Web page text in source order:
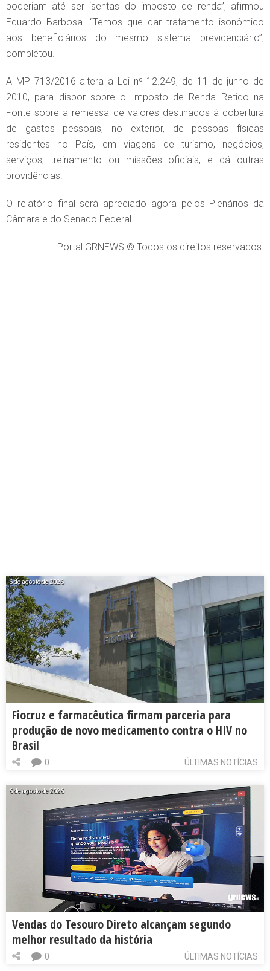
poderiam até ser isentas do imposto de renda”, afirmou
Eduardo Barbosa. “Temos que dar tratamento isonômico
aos beneficiários do mesmo sistema previdenciário”,
completou.
A MP 713/2016 altera a Lei nº 12.249, de 11 de junho de
2010, para dispor sobre o Imposto de Renda Retido na
Fonte sobre a remessa de valores destinados à cobertura
de gastos pessoais, no exterior, de pessoas físicas
residentes no País, em viagens de turismo, negócios,
serviços, treinamento ou missões oficiais, e dá outras
providências.
O relatório final será apreciado agora pelos Plenários da
Câmara e do Senado Federal.
Portal GRNEWS © Todos os direitos reservados.
6 de agosto de 2026
Fiocruz e farmacêutica firmam parceria para
produção de novo medicamento contra o HIV no
Brasil
ÚLTIMAS NOTÍCIAS
0
6 de agosto de 2026
Vendas do Tesouro Direto alcançam segundo
melhor resultado da história
ÚLTIMAS NOTÍCIAS
0